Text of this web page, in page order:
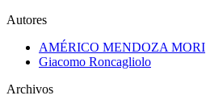
Autores
AMÉRICO MENDOZA MORI
Giacomo Roncagliolo
Archivos